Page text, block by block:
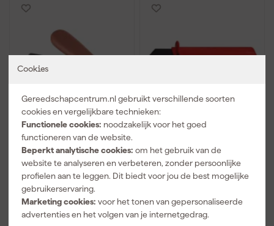
Cookies
Gereedschapcentrum.nl gebruikt verschillende soorten
cookies en vergelijkbare technieken:
Functionele cookies: noodzakelijk voor het goed
functioneren van de website.
Beperkt analytische cookies: om het gebruik van de
website te analyseren en verbeteren, zonder persoonlijke
profielen aan te leggen. Dit biedt voor jou de best mogelijke
gebruikerservaring.
Marketing cookies: voor het tonen van gepersonaliseerde
advertenties en het volgen van je internetgedrag.
Hultafors EFK Kabelmes
inclusief holster -
160mm
Morgen bezorgd
6,80
Knipex 9856 Kabelmes
Morgen bezorgd
26,